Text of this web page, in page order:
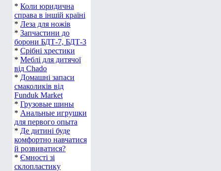
* Коли юридична
справа в іншій країні
* Леза для ножів
* Запчастини до
борони БДТ-7, БДТ-3
* Срібні хрестики
* Меблі для дитячої
від Chado
* Домашні запаси
смаколиків від
Funduk Market
* Грузовые шины
* Анальные игрушки
для первого опыта
* Де дитині буде
комфортно навчатися
й розвиватися?
* Ємності зі
склопластику